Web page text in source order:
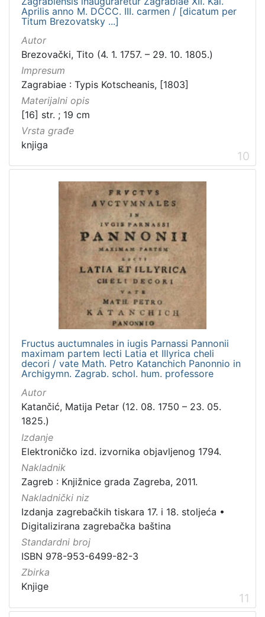
Aprilis anno M. DCCC. III. carmen / [dicatum per
Titum Brezovatsky ...]
Autor
Brezovački, Tito (4. 1. 1757. – 29. 10. 1805.)
Impresum
Zagrabiae : Typis Kotscheanis, [1803]
Materijalni opis
[16] str. ; 19 cm
Vrsta građe
knjiga
10
Fructus auctumnales in iugis Parnassi Pannonii
maximam partem lecti Latia et Illyrica cheli
decori / vate Math. Petro Katanchich Panonnio in
Archigymn. Zagrab. schol. hum. professore
Autor
Katančić, Matija Petar (12. 08. 1750 – 23. 05.
1825.)
Izdanje
Elektroničko izd. izvornika objavljenog 1794.
Nakladnik
Zagreb : Knjižnice grada Zagreba, 2011.
Nakladnički niz
Izdanja zagrebačkih tiskara 17. i 18. stoljeća •
Digitalizirana zagrebačka baština
Standardni broj
ISBN 978-953-6499-82-3
Zbirka
Knjige
11